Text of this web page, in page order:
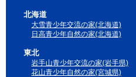
北海道
大雪青少年交流の家(北海道)
日高青少年自然の家(北海道)
東北
岩手山青少年交流の家(岩手県)
花山青少年自然の家(宮城県)